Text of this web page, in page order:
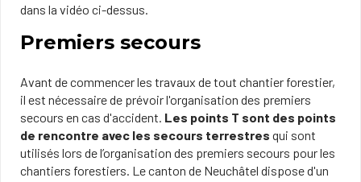
dans la vidéo ci-dessus.
Premiers secours
Avant de commencer les travaux de tout chantier forestier,
il est nécessaire de prévoir l'organisation des premiers
secours en cas d'accident. Les points T sont des points
de rencontre avec les secours terrestres qui sont
utilisés lors de l’organisation des premiers secours pour les
chantiers forestiers. Le canton de Neuchâtel dispose d'un